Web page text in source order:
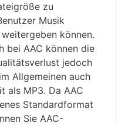
zu
Musik
können.
bei AAC können die
jedoch
Allgemeinen auch
als MP3. Da AAC
Standardformat
Sie AAC-